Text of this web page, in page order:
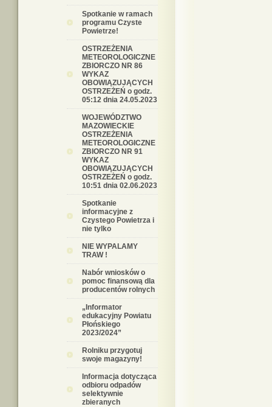
Spotkanie w ramach
programu Czyste
Powietrze!
OSTRZEŻENIA
METEOROLOGICZNE
ZBIORCZO NR 86
WYKAZ
OBOWIĄZUJĄCYCH
OSTRZEŻEŃ o godz.
05:12 dnia 24.05.2023
WOJEWÓDZTWO
MAZOWIECKIE
OSTRZEŻENIA
METEOROLOGICZNE
ZBIORCZO NR 91
WYKAZ
OBOWIĄZUJĄCYCH
OSTRZEŻEŃ o godz.
10:51 dnia 02.06.2023
Spotkanie
informacyjne z
Czystego Powietrza i
nie tylko
NIE WYPALAMY
TRAW !
Nabór wniosków o
pomoc finansową dla
producentów rolnych
„Informator
edukacyjny Powiatu
Płońskiego
2023/2024”
Rolniku przygotuj
swoje magazyny!
Informacja dotycząca
odbioru odpadów
selektywnie
zbieranych